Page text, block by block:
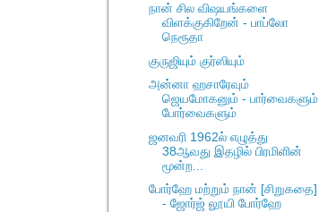
நான் சில விஷயங்களை
விளக்குகிறேன் - பாப்லோ
நெரூதா
குருஜியும் குர்ஸியும்
அன்னா ஹசாரேவும்
ஜெயமோகனும் - பார்வைகளும்
போர்வைகளும்
ஜனவரி 1962ல் எழுத்து
38ஆவது இதழில் பிரமிளின்
மூன்ற...
போர்ஹே மற்றும் நான் [சிறுகதை]
- ஜோர்ஜ் லூயி போர்ஹே